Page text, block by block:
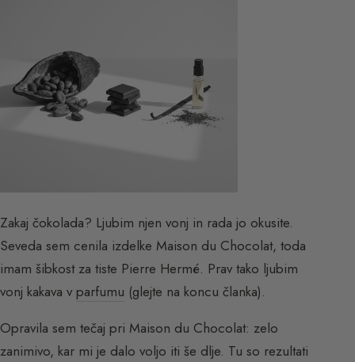
Zakaj čokolada? Ljubim njen vonj in rada jo okusite.
Seveda sem cenila izdelke Maison du Chocolat, toda
imam šibkost za tiste Pierre Hermé. Prav tako ljubim
vonj kakava v parfumu (glejte na koncu članka).
Opravila sem tečaj pri Maison du Chocolat: zelo
zanimivo, kar mi je dalo voljo iti še dlje. Tu so rezultati